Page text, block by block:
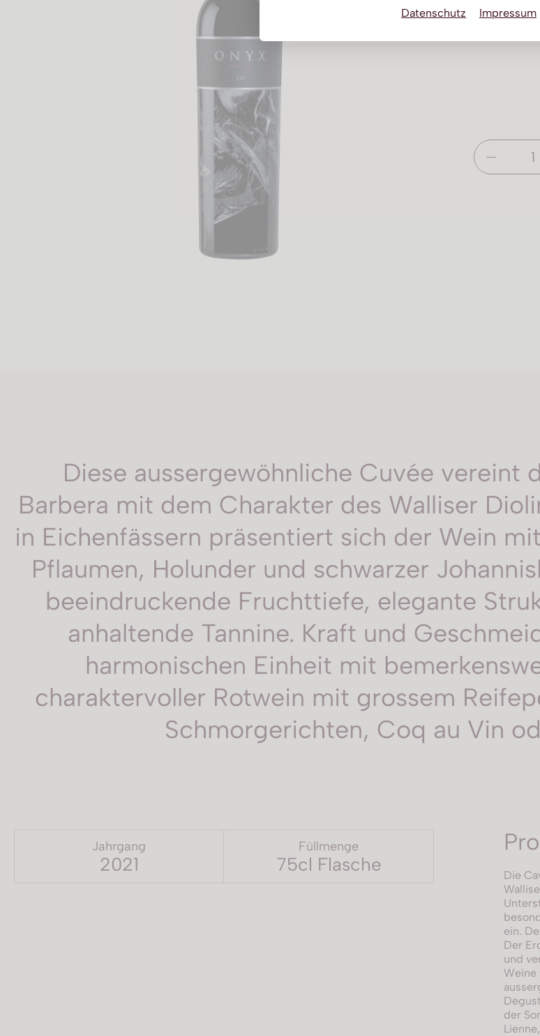
Datenschutz Impressum
Diese aussergewöhnliche Cuvée vereint
Barbera mit dem Charakter des Walliser
in Eichenfässern präsentiert sich der Wein
Pflaumen, Holunder und schwarzer
beeindruckende Fruchttiefe, elegante
anhaltende Tannine. Kraft und
harmonischen Einheit mit
charaktervoller Rotwein mit grossem
Schmorgerichten, Coq au Vin
Jahrgang
2021
Füllmenge
75cl Flasche
Die
ein.
Der
und
Weine
der